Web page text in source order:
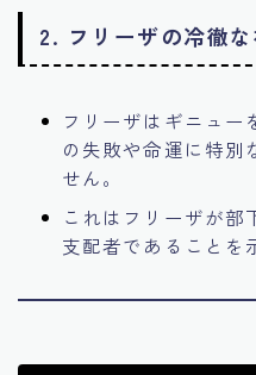
2. フリーザの冷徹
フリーザはギニュー
の失敗や命運に特別
せん。
これはフリーザが部
支配者であることを